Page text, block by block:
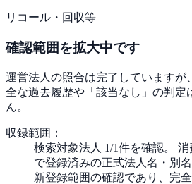
リコール・回収等
確認範囲を拡大中です
運営法人の照合は完了していますが
全な過去履歴や「該当なし」の判定
ん。
収録範囲：
検索対象法人 1/1件を確認。
で登録済みの正式法人名・別
新登録範囲の確認であり、完